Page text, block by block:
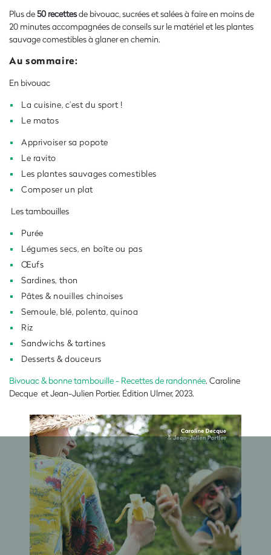
Plus de50 recettesde bivouac, sucrées et salées à faire en moins de
20 minutes accompagnées de conseils sur le matériel et les plantes
sauvage comestibles à glaner en chemin.
Au sommaire:
En bivouac
La cuisine, c’est du sport !
Le matos
Apprivoiser sa popote
Le ravito
Les plantes sauvages comestibles
Composer un plat
Les tambouilles
Purée
Légumes secs, en boîte ou pas
Œufs
Sardines, thon
Pâtes & nouilles chinoises
Semoule, blé, polenta, quinoa
Riz
Sandwichs & tartines
Desserts & douceurs
Bivouac & bonne tambouille - Recettes de randonnée. Caroline
Decque et Jean-Julien Portier. Édition Ulmer, 2023.